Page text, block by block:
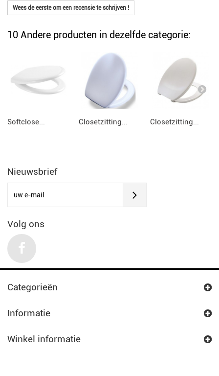
Wees de eerste om een recensie te schrijven !
10 Andere producten in dezelfde categorie:
Softclose... Closetzitting... Closetzitting...
Nieuwsbrief
Volg ons
Categorieën
Informatie
Winkel informatie